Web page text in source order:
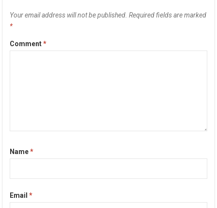
Your email address will not be published. Required fields are marked
*
Comment*
Name*
Email*